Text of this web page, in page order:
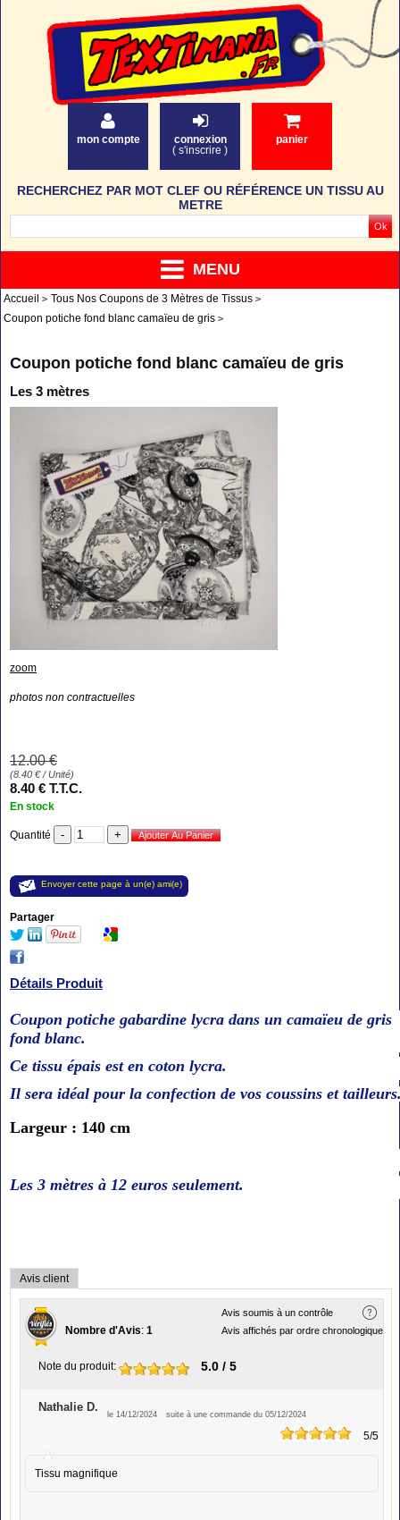
mon compte
connexion
( s'inscrire )
panier
MENU
RECHERCHEZ PAR MOT CLEF OU RÉFÉRENCE UN TISSU AU
METRE
Accueil
Tous Nos Coupons de 3 Mètres de Tissus
Coupon potiche fond blanc camaïeu de gris
Coupon potiche fond blanc camaïeu de gris
Les 3 mètres
zoom
photos non contractuelles
12.00 €
(8.40 €/ Unité)
8.40 € T.T.C.
En stock
Quantité
Envoyer cette page à un(e) ami(e)
Partager
Détails Produit
Coupon potiche gabardine lycra dans un camaïeu de gris
fond blanc.
Ce tissu épais est en coton lycra.
Il sera idéal pour la confection de vos coussins et
Largeur : 140 cm
Les 3 mètres à 12 euros seulement.
Avis client
Avis soumis à un contrôle
Avis affichés par ordre chronologique
Nombre d'Avis: 1
Note du produit: 5.0 / 5
Nathalie D.
le 14/12/2024 suite à une commande du 05/12/2024
5/5
Tissu magnifique